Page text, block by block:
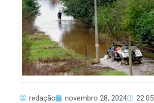
redação novembro 28, 2024 22:05